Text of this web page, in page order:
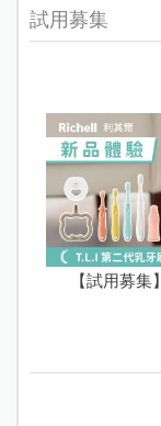
試用募集
【試用募